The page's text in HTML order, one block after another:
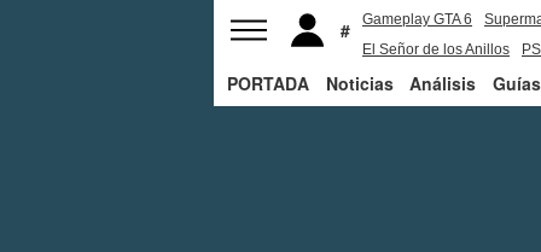
Gameplay GTA 6
El Señor de los Anillos
PORTADA Noticias Análisis Guías